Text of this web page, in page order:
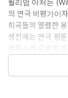
수도, 워싱턴 D.C.
한다. 어떤 공작
이지만, 그녀는 빠
맺는다.
[나폴레옹의 스파
프랑스 혁명 후의
르고, 그 첫 번째
윌리엄 아처는
의 연극 비평가이
희곡들의 열렬한
생전에는 연극 평
에무스카 오르치
의 영국 소설가이
기억되고 있다. 동